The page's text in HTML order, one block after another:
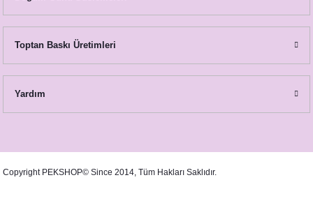
Toptan Baskı Üretimleri
Yardım
Copyright PEKSHOP© Since 2014, Tüm Hakları Saklıdır.